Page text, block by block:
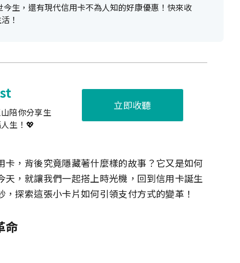
生，還有現代信用卡不為人知的好康優惠！快來收
！
陪你分享生
生！💖
立即收聽
，背後究竟隱藏著什麼樣的故事？它又是如何
，就讓我們一起搭上時光機，回到信用卡誕生
探索這張小卡片如何引領支付方式的變革！
命